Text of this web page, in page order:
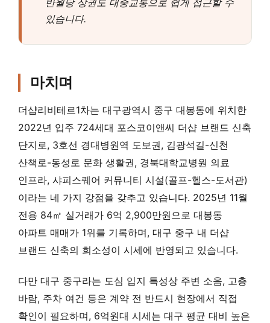
있습니다.
마치며
더샵리비테르1차는 대구광역시 중구 대봉동에 위치한
2022년 입주 724세대 포스코이앤씨 더샵 브랜드 신축
단지로, 3호선 경대병원역 도보권, 김광석길-신천
산책로-동성로 문화 생활권, 경북대학교병원 의료
인프라, 샤피스퀘어 커뮤니티 시설(골프-헬스-도서관)
이라는 네 가지 강점을 갖추고 있습니다. 2025년 11월
전용 84㎡ 실거래가 6억 2,900만원으로 대봉동
아파트 매매가 1위를 기록하며, 대구 중구 내 더샵
브랜드 신축의 희소성이 시세에 반영되고 있습니다.
다만 대구 중구라는 도심 입지 특성상 주변 소음, 고층
바람, 주차 여건 등은 계약 전 반드시 현장에서 직접
확인이 필요하며, 6억원대 시세는 대구 평균 대비 높은